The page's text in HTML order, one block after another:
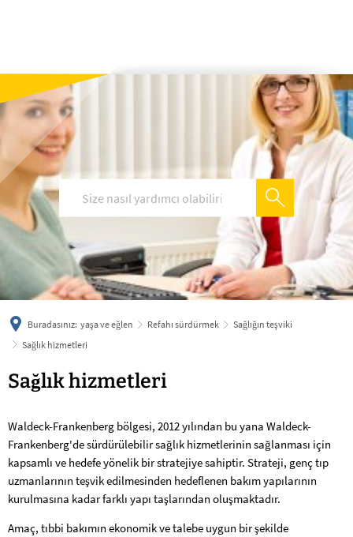
deutsch
Buradasınız: yaşa ve eğlen Refahı sürdürmek
Sağlığın teşviki
Sağlık hizmetleri
Sağlık
Sağlık hizmetleri
Waldeck-Frankenberg bölgesi, 2012 yılından bu yana Waldeck-
Frankenberg'de sürdürülebilir sağlık hizmetlerinin sağlanması için
kapsamlı ve hedefe yönelik bir stratejiye sahiptir. Strateji, genç tıp
uzmanlarının teşvik edilmesinden hedeflenen bakım yapılarının
kurulmasına kadar farklı yapı taşlarından oluşmaktadır.
Amaç, tıbbi bakımın ekonomik ve talebe uygun bir şekilde